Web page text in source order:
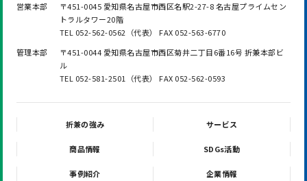
営業本部
〒451-0045 愛知県名古屋市西区名駅2-27-8 名古屋プライムセン
トラルタワー20階
TEL 052-562-0562（代表） FAX 052-563-6770
管理本部
〒451-0044 愛知県名古屋市西区菊井二丁目6番16号 折兼本部ビ
ル
TEL 052-581-2501（代表） FAX 052-562-0593
折兼の強み サービス
商品情報 SDGs活動
事例紹介 企業情報